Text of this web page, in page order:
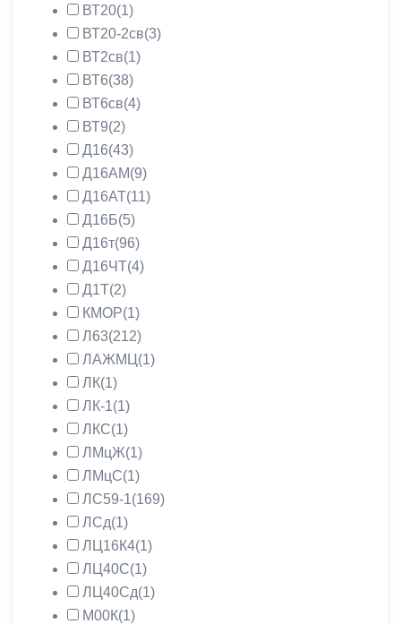
ВТ20(1)
ВТ20-2св(3)
ВТ2св(1)
ВТ6(38)
ВТ6св(4)
ВТ9(2)
Д16(43)
Д16АМ(9)
Д16АТ(11)
Д16Б(5)
Д16т(96)
Д16ЧТ(4)
Д1Т(2)
КМОР(1)
Л63(212)
ЛАЖМЦ (1)
ЛК(1)
ЛК-1(1)
ЛКС(1)
ЛМцЖ(1)
ЛМцС(1)
ЛС59-1(169)
ЛСд(1)
ЛЦ16К4(1)
ЛЦ40С(1)
ЛЦ40Сд(1)
М00К(1)